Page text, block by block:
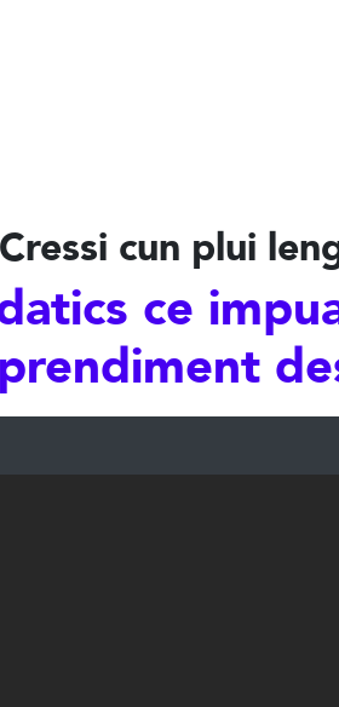
Cressi cun plui
ce